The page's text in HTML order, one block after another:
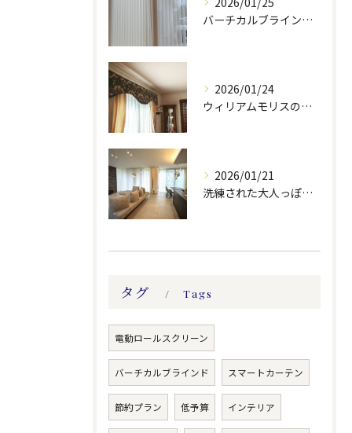
バーチカルブラインドのレース付きツーウェイスタイル
2026/01/24
ウィリアムモリスの生地ででバランスを製作しました。
2026/01/21
洗練された大人っぽい空間。
タグ Tags
電動ロールスクリーン
バーチカルブラインド スマートカーテン
節約プラン 低予算 インテリア